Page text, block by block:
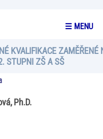
☰ MENU
KVALIFIKACE ZAMĚŘENÉ
STUPNI ZŠ A SŠ
Ph.D.